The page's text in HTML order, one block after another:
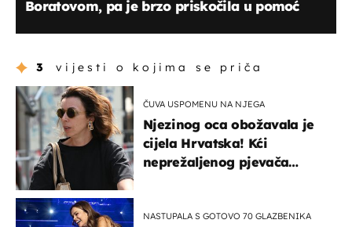
Boratovom, pa je brzo priskočila u pomoć
3 vijesti o kojima se priča
ČUVA USPOMENU NA NJEGA
Njezinog oca obožavala je
cijela Hrvatska! Kći
neprežaljenog pjevača
NASTUPALA S GOTOVO 70 GLAZBENIKA